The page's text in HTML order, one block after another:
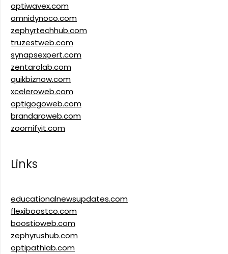
optiwavex.com
omnidynoco.com
zephyrtechhub.com
truzestweb.com
synapsexpert.com
zentarolab.com
quikbiznow.com
xceleroweb.com
optigogoweb.com
brandaroweb.com
zoomifyit.com
Links
educationalnewsupdates.com
flexiboostco.com
boostioweb.com
zephyrushub.com
optipathlab.com